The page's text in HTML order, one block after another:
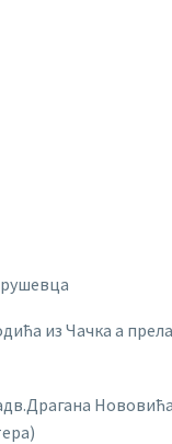
из Чачка а